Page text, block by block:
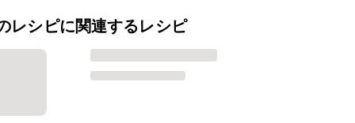
レシピに関連するレシピ